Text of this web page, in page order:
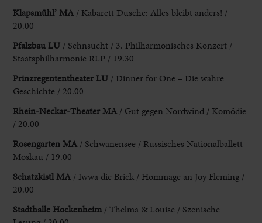
Klapsmühl’ MA / Kabarett Dusche: Alles bleibt anders! /
20.00
Pfalzbau LU / Sehnsucht / 3. Philharmonisches Konzert /
Staatsphilharmonie RLP / 19.30
Prinzregententheater LU / Dinner for One – Die wahre
Geschichte / 20.00
Rhein-Neckar-Theater MA / Gut gegen Nordwind / Komödie
/ 20.00
RosengartenMA / Schwanensee / Russisches Nationalballett
Moskau / 19.00
Schatzkistl MA / Iwwa die Brick / Hommage an Joy Fleming /
20.00
Stadthalle Hockenheim / Thelma & Louise / Szenische